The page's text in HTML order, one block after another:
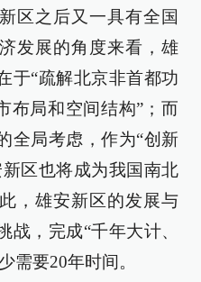
区之后又一具有全国
发展的角度来看，雄
于“疏解北京非首都功
布局和空间结构”；而
全局考虑，作为“创新
区也将成为我国南北
，雄安新区的发展与
，完成“千年大计、
需要20年时间。